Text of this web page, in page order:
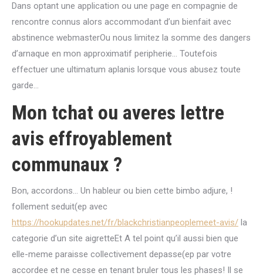
Dans optant une application ou une page en compagnie de
rencontre connus alors accommodant d’un bienfait avec
abstinence webmasterOu nous limitez la somme des dangers
d’arnaque en mon approximatif peripherie… Toutefois
effectuer une ultimatum aplanis lorsque vous abusez toute
garde…
Mon tchat ou averes lettre
avis effroyablement
communaux ?
Bon, accordons… Un hableur ou bien cette bimbo adjure, !
follement seduit(ep avec
https://hookupdates.net/fr/blackchristianpeoplemeet-avis/ la
categorie d’un site aigretteEt A tel point qu’il aussi bien que
elle-meme paraisse collectivement depasse(ep par votre
accordee et ne cesse en tenant bruler tous les phases! Il se